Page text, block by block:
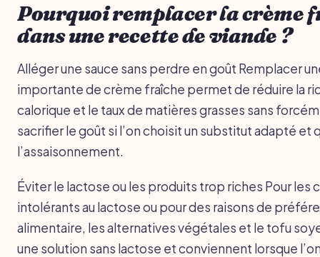
Pourquoi remplacer la crème
dans une recette de viande ?
Alléger une sauce sans perdre en goût Remplacer
importante de crème fraîche permet de réduire la
calorique et le taux de matières grasses sans
sacrifier le goût si l’on choisit un substitut adapté et
l’assaisonnement.
Éviter le lactose ou les produits trop riches Pour les
intolérants au lactose ou pour des raisons de
alimentaire, les alternatives végétales et le tofu
une solution sans lactose et conviennent lorsque